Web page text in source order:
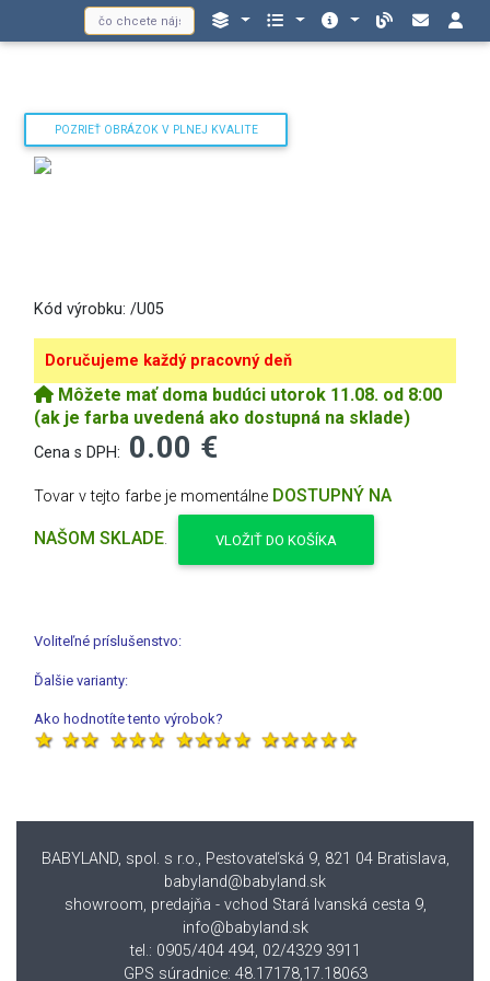
POZRIEŤ OBRÁZOK V PLNEJ KVALITE
Kód výrobku: /U05
Doručujeme každý pracovný deň
Môžete mať doma budúci utorok 11.08. od 8:00
(ak je farba uvedená ako dostupná na sklade)
Cena s DPH: 0.00 €
Tovar v tejto farbe je momentálne DOSTUPNÝ NA
NAŠOM SKLADE. VLOŽIŤ DO KOŠÍKA
Voliteľné príslušenstvo:
Ďalšie varianty:
Ako hodnotíte tento výrobok?
BABYLAND, spol. s r.o., Pestovateľská 9, 821 04 Bratislava,
babyland@babyland.sk
showroom, predajňa - vchod Stará Ivanská cesta 9,
info@babyland.sk
tel.: 0905/404 494, 02/4329 3911
GPS súradnice: 48.17178,17.18063